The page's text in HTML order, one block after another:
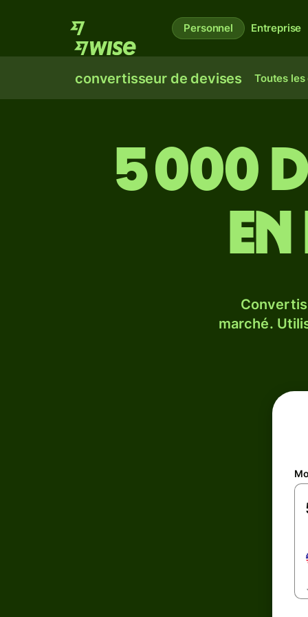
Personnel Entreprise
convertisseur de devises Toutes les
5 000
marché.